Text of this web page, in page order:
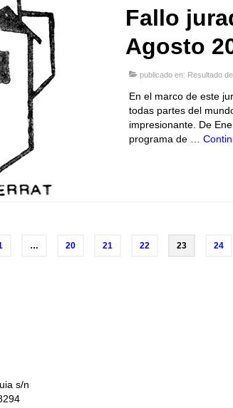
Fallo
Agosto
publicado en: Resultado
En el marco de este
todas partes del
impresionante. De
programa de …
… 20 21 22 23 24
s/n